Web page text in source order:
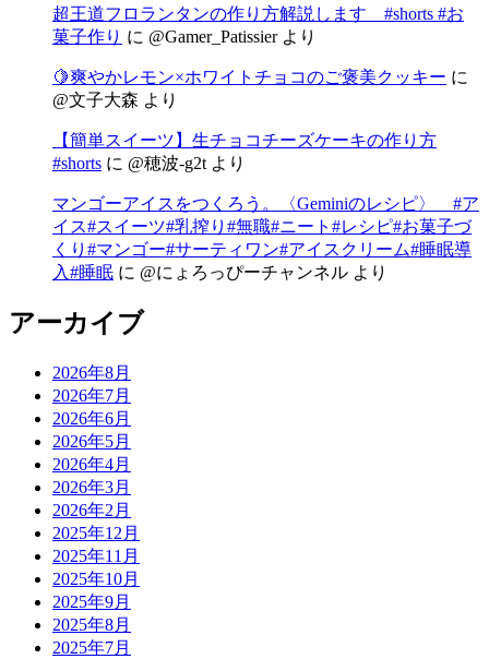
超王道フロランタンの作り方解説します #shorts #お
菓子作り に @Gamer_Patissierより
🍋爽やかレモン×ホワイトチョコのご褒美クッキー に
@文子大森 より
【簡単スイーツ】生チョコチーズケーキの作り方
#shorts に @穂波-g2t より
マンゴーアイスをつくろう。〈Geminiのレシピ〉 #ア
イス#スイーツ#乳搾り#無職#ニート#レシピ#お菓子づ
くり#マンゴー#サーティワン#アイスクリーム#睡眠導
入#睡眠 に @にょろっぴーチャンネル より
アーカイブ
2026年8月
2026年7月
2026年6月
2026年5月
2026年4月
2026年3月
2026年2月
2025年12月
2025年11月
2025年10月
2025年9月
2025年8月
2025年7月